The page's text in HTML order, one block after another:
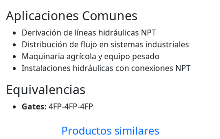
Aplicaciones Comunes
Derivación de líneas hidráulicas NPT
Distribución de flujo en sistemas industriales
Maquinaria agrícola y equipo pesado
Instalaciones hidráulicas con conexiones NPT
Equivalencias
Gates: 4FP-4FP-4FP
Productos similares